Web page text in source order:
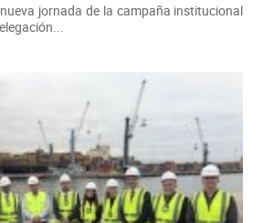
jornada de la campaña institucional